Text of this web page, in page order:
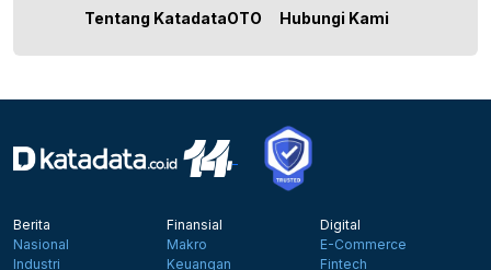
Tentang KatadataOTO Hubungi Kami
Berita
Nasional
Industri
Finansial
Makro
Keuangan
Digital
E-Commerce
Fintech